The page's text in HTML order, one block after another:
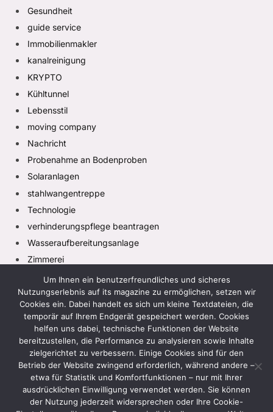
Gesundheit
guide service
Immobilienmakler
kanalreinigung
KRYPTO
Kühltunnel
Lebensstil
moving company
Nachricht
Probenahme an Bodenproben
Solaranlagen
stahlwangentreppe
Technologie
verhinderungspflege beantragen
Wasseraufbereitungsanlage
Zimmerei
Facebook
X
(Twitter)
InstagramPinterestTikTok
HEIM
DATENSCHUTZRICHTLINIE
GESCHÄFTSBEDINGUNGEN
HAFTUNGSAUSSCHLUSS
Um Ihnen ein benutzerfreundliches und sicheres
Nutzungserlebnis auf its magazine zu ermöglichen, setzen wir
Cookies ein. Dabei handelt es sich um kleine Textdateien, die
temporär auf Ihrem Endgerät gespeichert werden. Cookies
helfen uns dabei, technische Funktionen der Website
bereitzustellen, die Performance zu analysieren sowie Inhalte
zielgerichtet zu verbessern. Einige Cookies sind für den
Betrieb der Website zwingend erforderlich, während andere –
etwa für Statistik und Komfortfunktionen – nur mit Ihrer
ausdrücklichen Einwilligung verwendet werden. Sie können
der Nutzung jederzeit widersprechen oder Ihre Cookie-